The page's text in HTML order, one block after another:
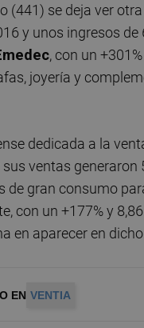
(441) se deja ver
y unos ingresos
, con un
joyería y
dedicada a la
sus ventas
de gran consumo
con un +177% y
en aparecer en
EN VENTIA